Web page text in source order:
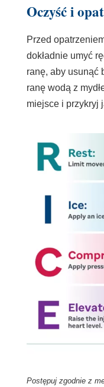
Oczyść i
Przed
dokładnie umyć
ranę, aby usunąć
ranę wodą z
miejsce i przykryj
Postępuj zgodnie z